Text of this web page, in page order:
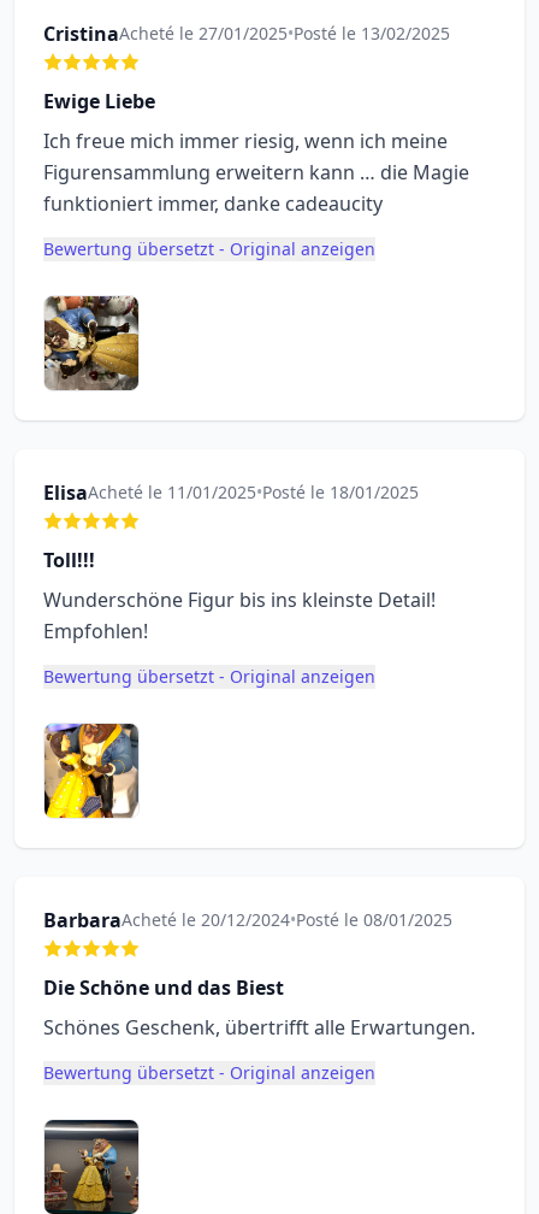
CristinaAcheté le 27/01/2025•Posté le 13/02/2025
Ewige Liebe
Ich freue mich immer riesig, wenn ich meine
Figurensammlung erweitern kann … die Magie
funktioniert immer, danke cadeaucity
Bewertung übersetzt - Original anzeigen
ElisaAcheté le 11/01/2025•Posté le 18/01/2025
Toll!!!
Wunderschöne Figur bis ins kleinste Detail!
Empfohlen!
Bewertung übersetzt - Original anzeigen
BarbaraAcheté le 20/12/2024•Posté le 08/01/2025
Die Schöne und das Biest
Schönes Geschenk, übertrifft alle Erwartungen.
Bewertung übersetzt - Original anzeigen